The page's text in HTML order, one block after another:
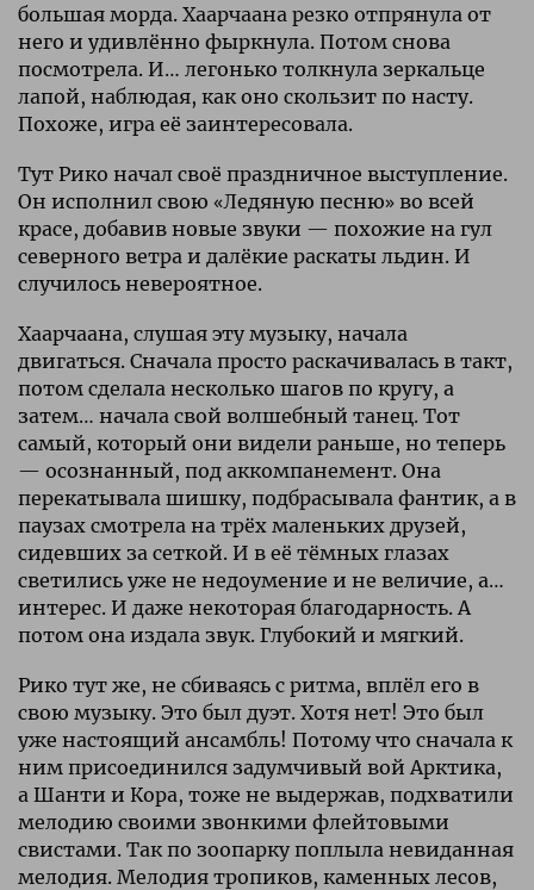
большая морда. Хаарчаана резко отпрянула от
него и удивлённо фыркнула. Потом снова
посмотрела. И… легонько толкнула зеркальце
лапой, наблюдая, как оно скользит по насту.
Похоже, игра её заинтересовала.
Тут Рико начал своё праздничное выступление.
Он исполнил свою «Ледяную песню» во всей
красе, добавив новые звуки — похожие на гул
северного ветра и далёкие раскаты льдин. И
случилось невероятное.
Хаарчаана, слушая эту музыку, начала
двигаться. Сначала просто раскачивалась в такт,
потом сделала несколько шагов по кругу, а
затем… начала свой волшебный танец. Тот
самый, который они видели раньше, но теперь
— осознанный, под аккомпанемент. Она
перекатывала шишку, подбрасывала фантик, а в
паузах смотрела на трёх маленьких друзей,
сидевших за сеткой. И в её тёмных глазах
светились уже не недоумение и не величие, а…
интерес. И даже некоторая благодарность. А
потом она издала звук. Глубокий и мягкий.
Рико тут же, не сбиваясь с ритма, вплёл его в
свою музыку. Это был дуэт. Хотя нет! Это был
уже настоящий ансамбль! Потому что сначала к
ним присоединился задумчивый вой Арктика,
а Шанти и Кора, тоже не выдержав, подхватили
мелодию своими звонкими флейтовыми
свистами. Так по зоопарку поплыла невиданная
мелодия. Мелодия тропиков, каменных лесов,